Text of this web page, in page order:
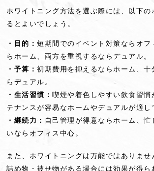
ホワイトニング方法を選ぶ際には、以下の
るとよいでしょう。
・目的：短期間でのイベント対策ならオフ
らホーム、両方を重視するならデュアル。
・予算：初期費用を抑えるならホーム、十
らデュアル。
・生活習慣：喫煙や着色しやすい飲食習慣
テナンスが容易なホームやデュアルが適し
・継続力： 自己管理が得意ならホーム、忙
いならオフィス中心。
また、ホワイトニングは万能ではありませ
詰め物・被せ物がある場合には効果が得ら